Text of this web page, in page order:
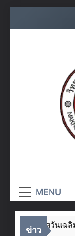
MENU
ข่าว
องในโอกาสวันเฉลิ